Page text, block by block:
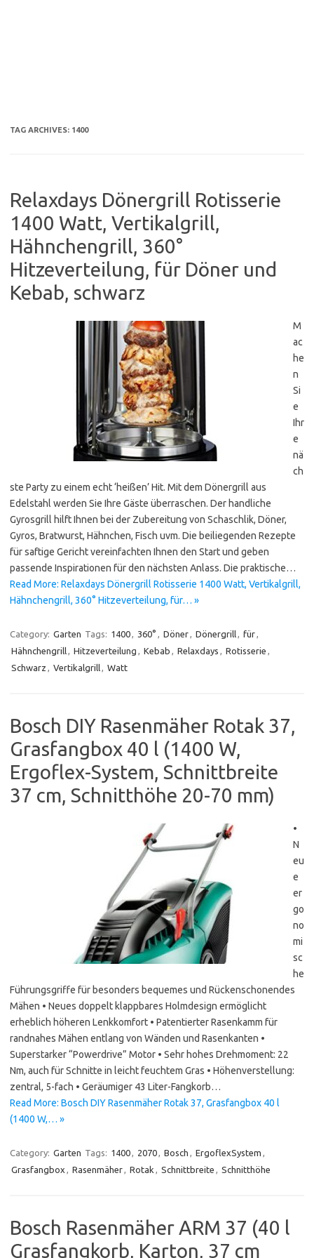
TAG ARCHIVES: 1400
Relaxdays Dönergrill Rotisserie
1400 Watt, Vertikalgrill,
Hähnchengrill, 360°
Hitzeverteilung, für Döner und
Kebab, schwarz
M
ac
he
n
Si
e
Ihr
e
nä
ch
ste Party zu einem echt ‘heißen’ Hit. Mit dem Dönergrill aus
Edelstahl werden Sie Ihre Gäste überraschen. Der handliche
Gyrosgrill hilft Ihnen bei der Zubereitung von Schaschlik, Döner,
Gyros, Bratwurst, Hähnchen, Fisch uvm. Die beiliegenden Rezepte
für saftige Gericht vereinfachten Ihnen den Start und geben
passende Inspirationen für den nächsten Anlass. Die praktische…
Read More: Relaxdays Dönergrill Rotisserie 1400 Watt, Vertikalgrill,
Hähnchengrill, 360° Hitzeverteilung, für… »
Category: Garten Tags: 1400, 360° , Döner, Dönergrill, für,
Hähnchengrill, Hitzeverteilung , Kebab , Relaxdays , Rotisserie ,
Schwarz , Vertikalgrill, Watt
Bosch DIY Rasenmäher Rotak 37,
Grasfangbox 40 l (1400 W,
Ergoflex-System, Schnittbreite
37 cm, Schnitthöhe 20-70 mm)
•
N
eu
e
er
go
no
mi
sc
he
Führungsgriffe für besonders bequemes und Rückenschonendes
Mähen • Neues doppelt klappbares Holmdesign ermöglicht
erheblich höheren Lenkkomfort • Patentierter Rasenkamm für
randnahes Mähen entlang von Wänden und Rasenkanten •
Superstarker “Powerdrive” Motor • Sehr hohes Drehmoment: 22
Nm, auch für Schnitte in leicht feuchtem Gras • Höhenverstellung:
zentral, 5-fach • Geräumiger 43 Liter-Fangkorb…
Read More: Bosch DIY Rasenmäher Rotak 37, Grasfangbox 40 l
(1400 W,… »
Category: Garten Tags: 1400, 2070, Bosch , ErgoflexSystem ,
Grasfangbox , Rasenmäher, Rotak , Schnittbreite , Schnitthöhe
Bosch Rasenmäher ARM 37 (40 l
Grasfangkorb, Karton, 37 cm